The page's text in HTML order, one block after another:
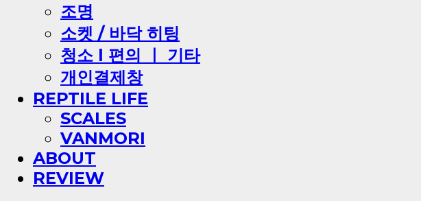
조명
소켓 / 바닥 히팅
청소 l 편의 ㅣ 기타
개인결제창
REPTILE LIFE
SCALES
VANMORI
ABOUT
REVIEW